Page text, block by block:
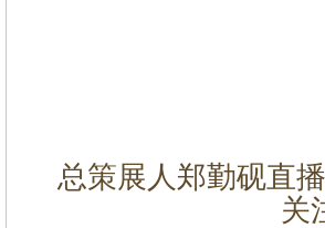
总策展人郑勤砚直
关